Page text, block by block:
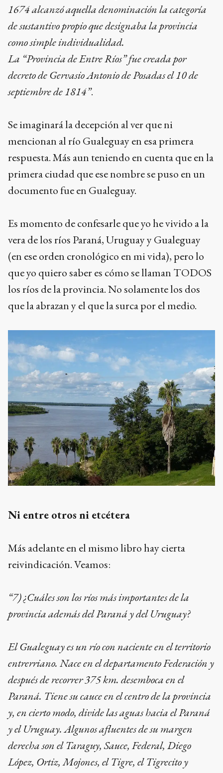
1674 alcanzó aquella denominación la categoría
de sustantivo propio que designaba la provincia
como simple individualidad.
La “Provincia de Entre Ríos” fue creada por
decreto de Gervasio Antonio de Posadas el 10 de
septiembre de 1814”.
Se imaginará la decepción al ver que ni
mencionan al río Gualeguay en esa primera
respuesta. Más aun teniendo en cuenta que en la
primera ciudad que ese nombre se puso en un
documento fue en Gualeguay.
Es momento de confesarle que yo he vivido a la
vera de los ríos Paraná, Uruguay y Gualeguay
(en ese orden cronológico en mi vida), pero lo
que yo quiero saber es cómo se llaman TODOS
los ríos de la provincia. No solamente los dos
que la abrazan y el que la surca por el medio.
Ni entre otros ni etcétera
Más adelante en el mismo libro hay cierta
reivindicación. Veamos:
“7) ¿Cuáles son los ríos más importantes de la
provincia además del Paraná y del Uruguay?
El Gualeguay es un río con naciente en el territorio
entrerriano. Nace en el departamento Federación y
después de recorrer 375 km. desemboca en el
Paraná. Tiene su cauce en el centro de la provincia
y, en cierto modo, divide las aguas hacia el Paraná
y el Uruguay. Algunos afluentes de su margen
derecha son el Taraguy, Sauce, Federal, Diego
López, Ortiz, Mojones, el Tigre, el Tigrecito y